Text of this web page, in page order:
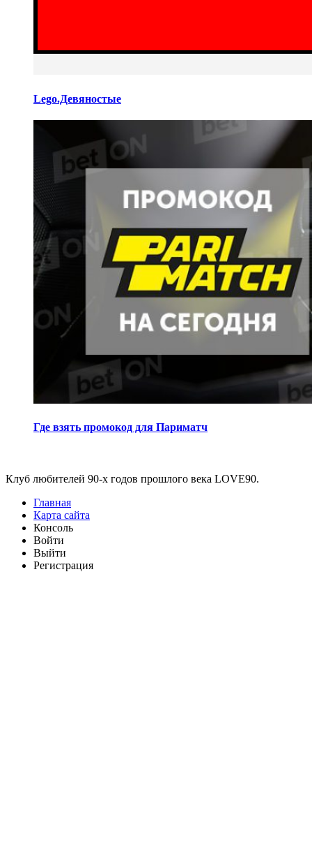
Lego.Девяностые
Где взять промокод для Париматч
Клуб любителей 90-х годов прошлого века LOVE90.
Главная
Карта сайта
Консоль
Войти
Выйти
Регистрация